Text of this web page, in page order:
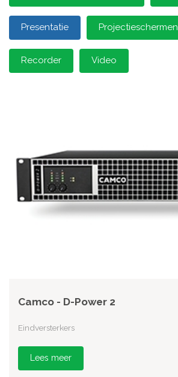
Presentatie Projectieschermen
Recorder Video
Camco - D-Power 2
Eindversterkers
Lees meer